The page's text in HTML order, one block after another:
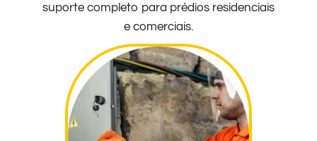
suporte completo para prédios residenciais
e comerciais.